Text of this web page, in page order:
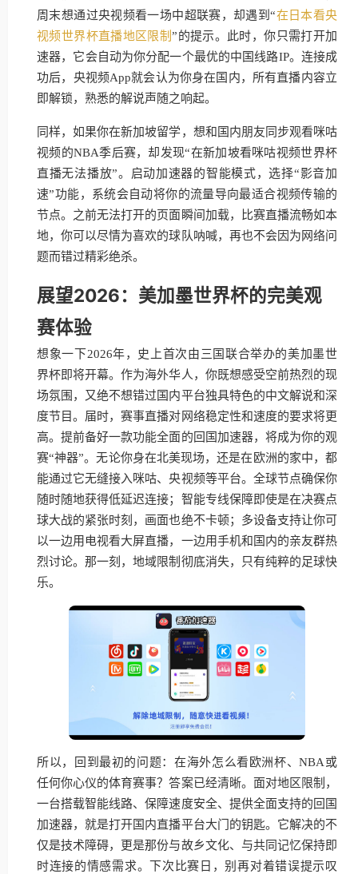
周末想通过央视频看一场中超联赛，却遇到“在日本看央
视频世界杯直播地区限制”的提示。此时，你只需打开加
速器，它会自动为你分配一个最优的中国线路IP。连接成
功后，央视频App就会认为你身在国内，所有直播内容立
即解锁，熟悉的解说声随之响起。
同样，如果你在新加坡留学，想和国内朋友同步观看咪咕
视频的NBA季后赛，却发现“在新加坡看咪咕视频世界杯
直播无法播放”。启动加速器的智能模式，选择“影音加
速”功能，系统会自动将你的流量导向最适合视频传输的
节点。之前无法打开的页面瞬间加载，比赛直播流畅如本
地，你可以尽情为喜欢的球队呐喊，再也不会因为网络问
题而错过精彩绝杀。
展望2026：美加墨世界杯的完美观
赛体验
想象一下2026年，史上首次由三国联合举办的美加墨世
界杯即将开幕。作为海外华人，你既想感受空前热烈的现
场氛围，又绝不想错过国内平台独具特色的中文解说和深
度节目。届时，赛事直播对网络稳定性和速度的要求将更
高。提前备好一款功能全面的回国加速器，将成为你的观
赛“神器”。无论你身在北美现场，还是在欧洲的家中，都
能通过它无缝接入咪咕、央视频等平台。全球节点确保你
随时随地获得低延迟连接；智能专线保障即使是在决赛点
球大战的紧张时刻，画面也绝不卡顿；多设备支持让你可
以一边用电视看大屏直播，一边用手机和国内的亲友群热
烈讨论。那一刻，地域限制彻底消失，只有纯粹的足球快
乐。
所以，回到最初的问题：在海外怎么看欧洲杯、NBA或
任何你心仪的体育赛事？答案已经清晰。面对地区限制，
一台搭载智能线路、保障速度安全、提供全面支持的回国
加速器，就是打开国内直播平台大门的钥匙。它解决的不
仅是技术障碍，更是那份与故乡文化、与共同记忆保持即
时连接的情感需求。下次比赛日，别再对着错误提示叹